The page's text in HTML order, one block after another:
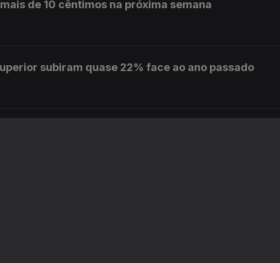
de 10 cêntimos na próxima semana
subiram quase 22% face ao ano passado